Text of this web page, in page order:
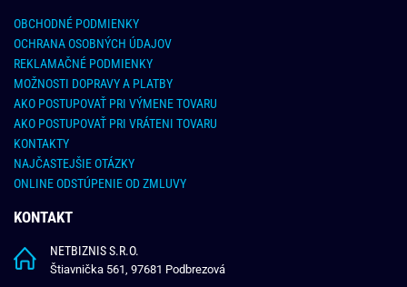
OBCHODNÉ PODMIENKY
OCHRANA OSOBNÝCH ÚDAJOV
REKLAMAČNÉ PODMIENKY
MOŽNOSTI DOPRAVY A PLATBY
AKO POSTUPOVAŤ PRI VÝMENE TOVARU
AKO POSTUPOVAŤ PRI VRÁTENI TOVARU
KONTAKTY
NAJČASTEJŠIE OTÁZKY
ONLINE ODSTÚPENIE OD ZMLUVY
KONTAKT
NETBIZNIS S.R.O.
Štiavnička 561, 97681 Podbrezová